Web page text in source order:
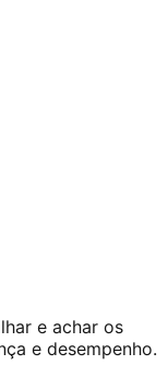
e achar os
e desempenho.